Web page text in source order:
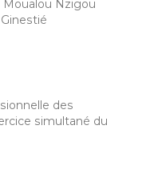
Moualou Nzigou
des
simultané du